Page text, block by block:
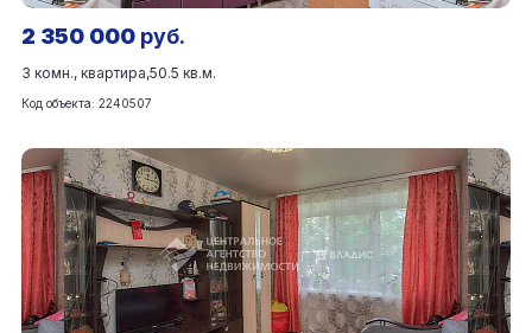
2 350 000 руб.
3 комн., квартира,50.5 кв.м.
Код объекта: 2240507